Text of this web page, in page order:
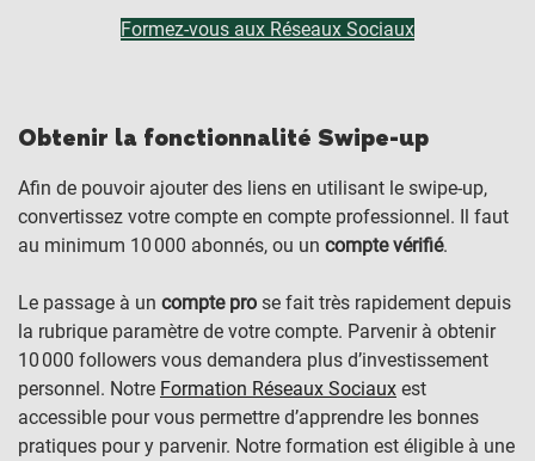
Formez-vous aux Réseaux Sociaux
Obtenir la fonctionnalité Swipe-up
Afin de pouvoir ajouter des liens en utilisant le swipe-up,
convertissez votre compte en compte professionnel. Il faut
au minimum 10 000 abonnés, ou un compte vérifié.
Le passage à un compte pro se fait très rapidement depuis
la rubrique paramètre de votre compte. Parvenir à obtenir
10 000 followers vous demandera plus d’investissement
personnel. Notre Formation Réseaux Sociaux est
accessible pour vous permettre d’apprendre les bonnes
pratiques pour y parvenir. Notre formation est éligible à une